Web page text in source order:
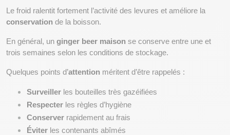
conservation de la boisson.
En général, un ginger beer maison se conserve entre une et
trois semaines selon les conditions de stockage.
Quelques points d’attention méritent d’être rappelés :
Surveiller les bouteilles très gazéifiées
Respecter les règles d’hygiène
Conserver rapidement au frais
Éviter les contenants abîmés